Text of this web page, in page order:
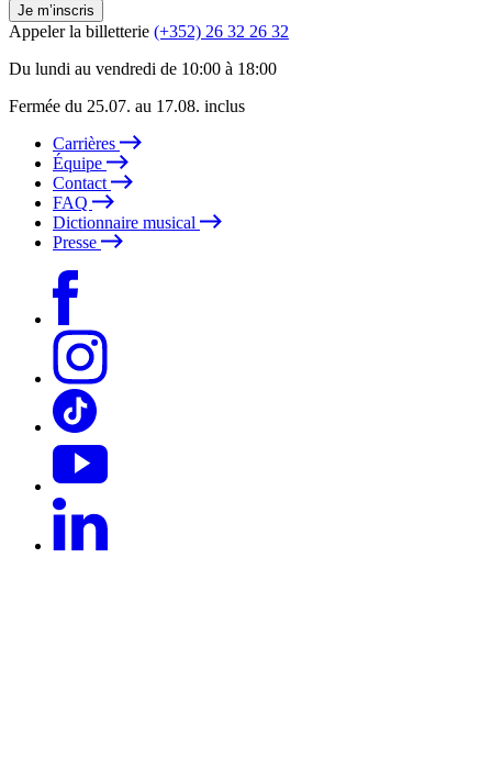
Je m’inscris
Appeler la billetterie (+352) 26 32 26 32
Du lundi au vendredi de 10:00 à 18:00
Fermée du 25.07. au 17.08. inclus
Carrières
Équipe
Contact
FAQ
Dictionnaire musical
Presse